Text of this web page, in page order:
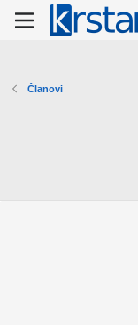
Članovi